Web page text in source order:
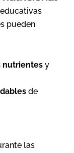
pueden
nutrientes y
de
las